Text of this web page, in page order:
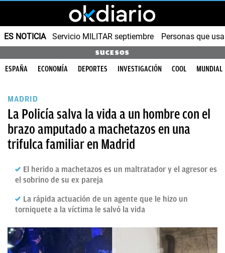
ES NOTICIA Servicio MILITAR septiembre Personas que
SUCESOS
ESPAÑA ECONOMÍA DEPORTES INVESTIGACIÓN COOL MUNDIAL
MADRID
La Policía salva la vida a un hombre con el
brazo amputado a machetazos en una
trifulca familiar en Madrid
El herido a machetazos es un maltratador y el agresor es
el sobrino de su ex pareja
La rápida actuación de un agente que le hizo un
torniquete a la víctima le salvó la vida